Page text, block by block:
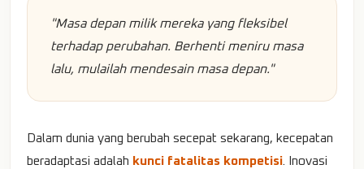
"Masa depan milik mereka yang fleksibel
terhadap perubahan. Berhenti meniru masa
lalu, mulailah mendesain masa depan."
Dalam dunia yang berubah secepat sekarang, kecepatan
beradaptasi adalah kunci fatalitas kompetisi . Inovasi